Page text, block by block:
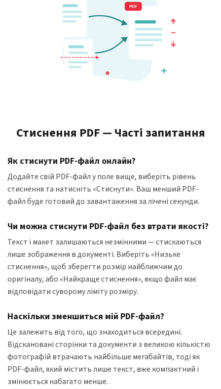
Стиснення PDF — Часті запитання
Як стиснути PDF-файл онлайн?
Додайте свій PDF-файл у поле вище, виберіть рівень
стиснення та натисніть «Стиснути». Ваш менший PDF-
файл буде готовий до завантаження за лічені секунди.
Чи можна стиснути PDF-файл без втрати якості?
Текст і макет залишаються незмінними — стискаються
лише зображення в документі. Виберіть «Низьке
стиснення», щоб зберегти розмір найближчим до
оригіналу, або «Найкраще стиснення», якщо файл має
відповідати суворому ліміту розміру.
Наскільки зменшиться мій PDF-файл?
Це залежить від того, що знаходиться всередині.
Відскановані сторінки та документи з великою кількістю
фотографій втрачають найбільше мегабайтів, тоді як
PDF-файл, який містить лише текст, вже компактний і
змінюється набагато менше.